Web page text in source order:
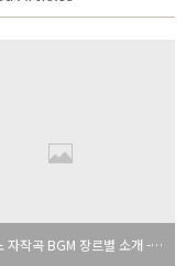
오렌지노 자작곡 BGM 장르별 소개 - 락